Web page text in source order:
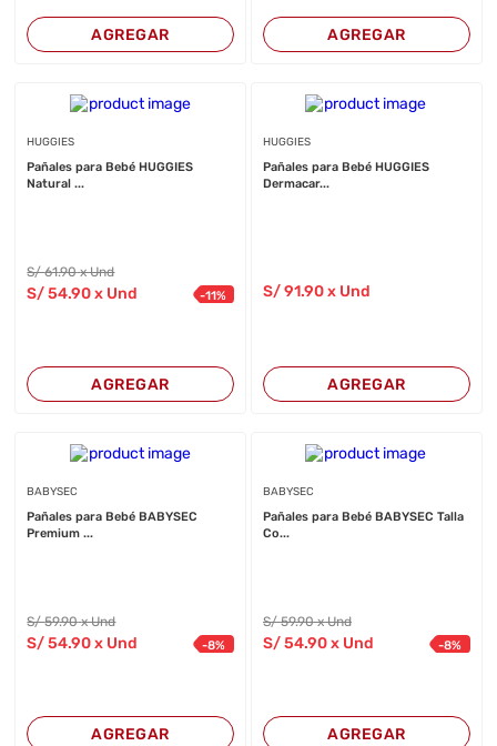
AGREGAR AGREGAR
HUGGIES
Pañales para Bebé HUGGIES
Natural ...
S/61.90 x Und
S/54.90 x Und -11%
AGREGAR
HUGGIES
Pañales para Bebé HUGGIES
Dermacar...
S/91.90x Und
AGREGAR
BABYSEC
Pañales para Bebé BABYSEC
Premium ...
S/59.90 x Und
S/54.90 x Und -8%
AGREGAR
BABYSEC
Pañales para Bebé BABYSEC Talla
Co...
S/59.90 x Und
S/54.90x Und -8%
AGREGAR